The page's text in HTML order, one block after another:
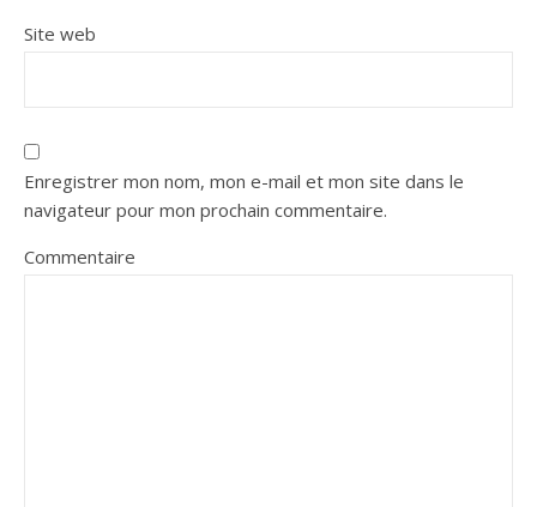
Site web
Enregistrer mon nom, mon e-mail et mon site dans le
navigateur pour mon prochain commentaire.
Commentaire